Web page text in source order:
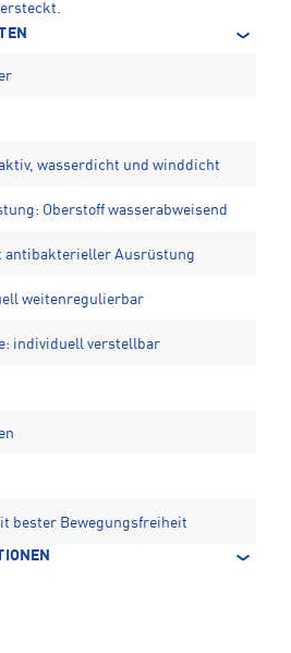
wasserdicht und winddicht
Oberstoff wasserabweisend
Ausrüstung
weitenregulierbar
individuell verstellbar
bester Bewegungsfreiheit